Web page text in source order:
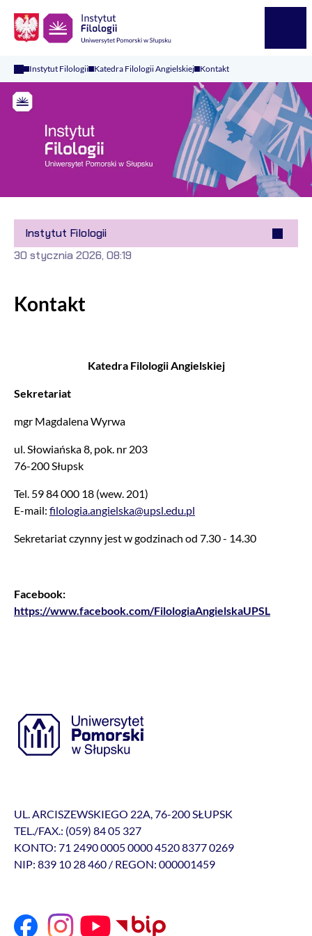
Instytut Filologii Katedra Filologii Angielskiej Kontakt
Instytut Filologii
Kontakt
30 stycznia 2026, 08:19
Katedra Filologii Angielskiej
Sekretariat
mgr Magdalena Wyrwa
ul. Słowiańska 8, pok. nr 203
76-200 Słupsk
Tel. 59 84 000 18 (wew. 201)
E-mail: filologia.angielska@upsl.edu.pl
Sekretariat czynny jest w godzinach od 7.30 - 14.30
Facebook:
https://www.facebook.com/FilologiaAngielskaUPSL
UL. ARCISZEWSKIEGO 22A, 76-200 SŁUPSK
TEL./FAX.: (059) 84 05 327
KONTO: 71 2490 0005 0000 4520 8377 0269
NIP: 839 10 28 460 / REGON: 000001459